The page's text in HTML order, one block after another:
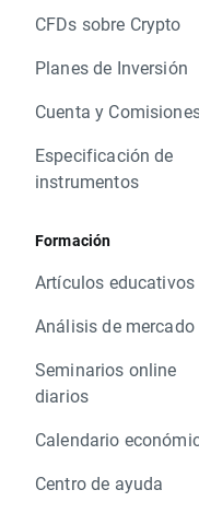
CFDs sobre Crypto
Planes de Inversión
Cuenta y
Especificación de
instrumentos
Formación
Artículos educativos
Análisis de mercado
Seminarios online
diarios
Calendario
Centro de ayuda